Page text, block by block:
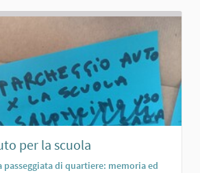
per la scuola
passeggiata di quartiere: memoria ed